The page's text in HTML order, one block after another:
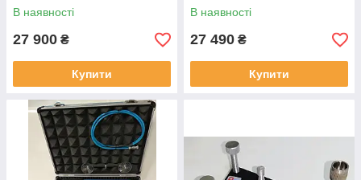
В наявності
27 900 ₴
Купити
В наявності
27 490 ₴
Купити